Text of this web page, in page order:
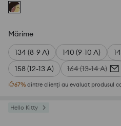
Mărime
134 (8-9 A) 140 (9-10 A)
158 (12-13 A)
164 (13-14 A)
67%dintre clienți au evaluat produsul
Hello Kitty